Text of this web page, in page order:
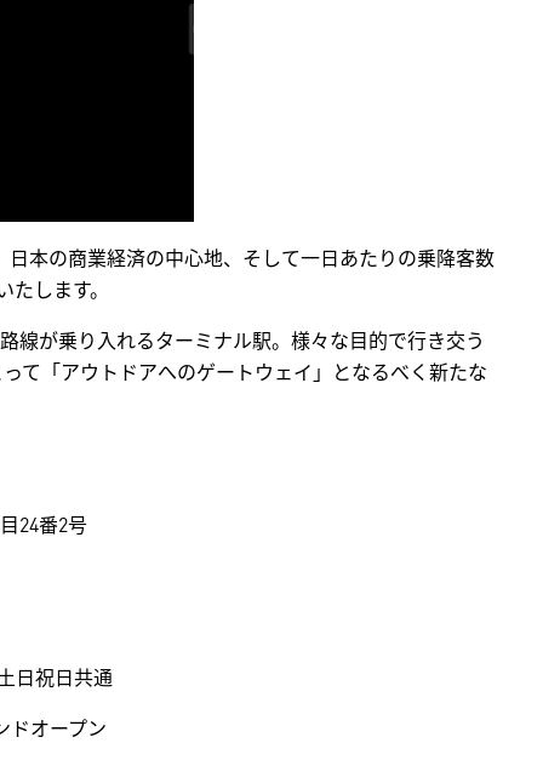
本の商業経済の中心地、そして一日あたりの乗降客数
します。
線が乗り入れるターミナル駅。様々な目的で行き交う
て「アウトドアへのゲートウェイ」となるべく新たな
24番2号
日祝日共通
ドオープン